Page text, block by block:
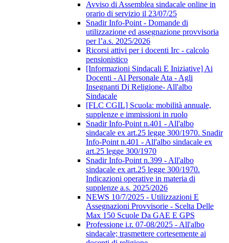
Avviso di Assemblea sindacale online in
orario di servizio il 23/07/25
Snadir Info-Point - Domande di
utilizzazione ed assegnazione provvisoria
per l’a.s. 2025/2026
Ricorsi attivi per i docenti Irc - calcolo
pensionistico
[Informazioni Sindacali E Iniziative] Ai
Docenti - Al Personale Ata - Agli
Insegnanti Di Religione- All'albo
Sindacale
[FLC CGIL] Scuola: mobilità annuale,
supplenze e immissioni in ruolo
Snadir Info-Point n.401 - All'albo
sindacale ex art.25 legge 300/1970. Snadir
Info-Point n.401 - All'albo sindacale ex
art.25 legge 300/1970
Snadir Info-Point n.399 - All'albo
sindacale ex art.25 legge 300/1970.
Indicazioni operative in materia di
supplenze a.s. 2025/2026
NEWS 10/7/2025 - Utilizzazioni E
Assegnazioni Provvisorie - Scelta Delle
Max 150 Scuole Da GAE E GPS
Professione i.r. 07-08/2025 - All'albo
sindacale; trasmettere cortesemente ai